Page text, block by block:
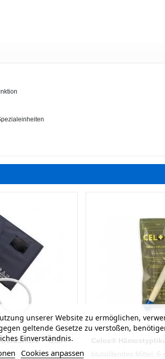
DS54
Celox®
unserer Website zu ermöglichen,
geltende Gesetze zu verstoßen,
Einverständnis.
Cookies anpassen